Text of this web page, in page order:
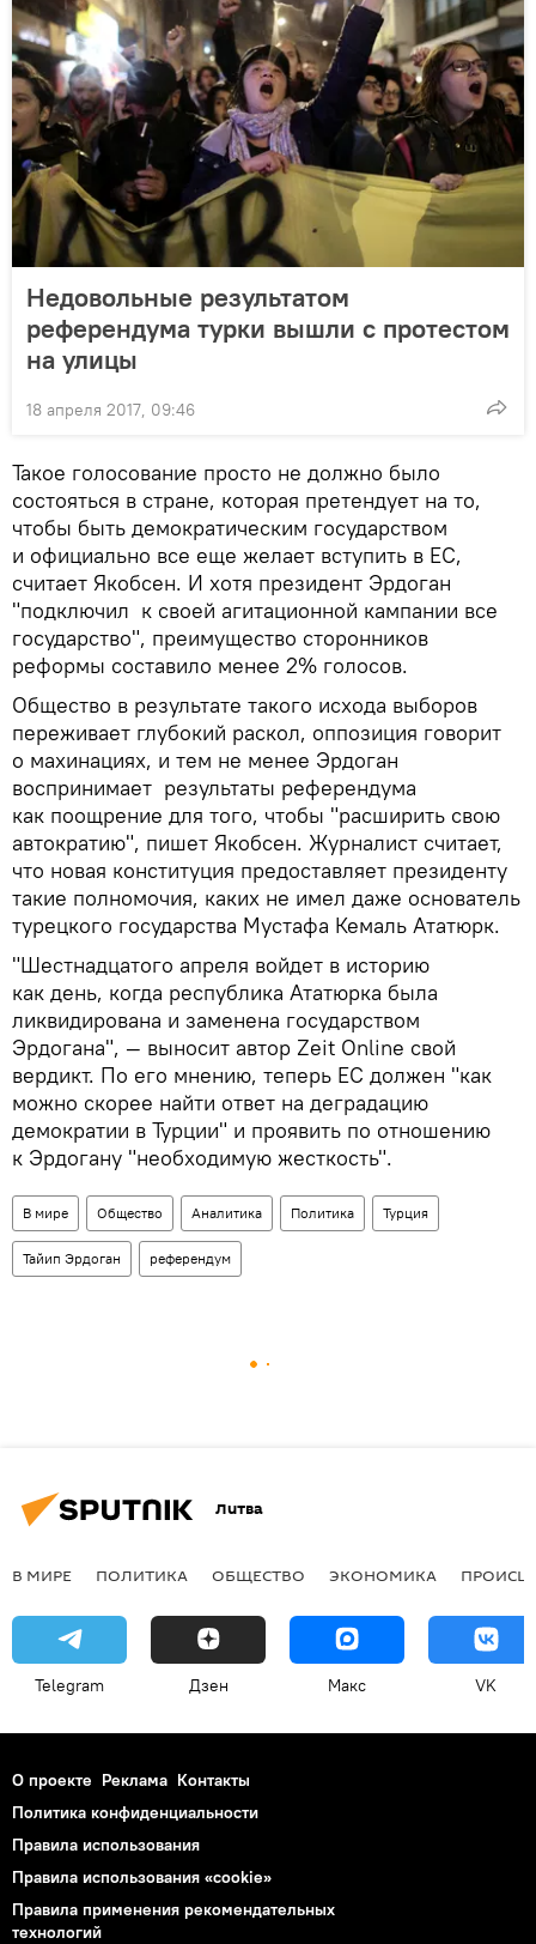
Недовольные результатом
референдума турки вышли с протестом
на улицы
18 апреля 2017, 09:46
Такое голосование просто не должно было
состояться в стране, которая претендует на то,
чтобы быть демократическим государством
и официально все еще желает вступить в ЕС,
считает Якобсен. И хотя президент Эрдоган
"подключил к своей агитационной кампании все
государство", преимущество сторонников
реформы составило менее 2% голосов.
Общество в результате такого исхода выборов
переживает глубокий раскол, оппозиция говорит
о махинациях, и тем не менее Эрдоган
воспринимает результаты референдума
как поощрение для того, чтобы "расширить свою
автократию", пишет Якобсен. Журналист считает,
что новая конституция предоставляет президенту
такие полномочия, каких не имел даже основатель
турецкого государства Мустафа Кемаль Ататюрк.
"Шестнадцатого апреля войдет в историю
как день, когда республика Ататюрка была
ликвидирована и заменена государством
Эрдогана", — выносит автор Zeit Online свой
вердикт. По его мнению, теперь ЕС должен "как
можно скорее найти ответ на деградацию
демократии в Турции" и проявить по отношению
к Эрдогану "необходимую жесткость".
В мире Общество Аналитика Политика Турция
Тайип Эрдоган референдум
Литва
В МИРЕ ПОЛИТИКА ОБЩЕСТВО ЭКОНОМИКА
Telegram Дзен Макс VK
О проекте Реклама Контакты
Политика конфиденциальности
Правила использования
Правила использования «cookie»
Правила применения рекомендательных
технологий